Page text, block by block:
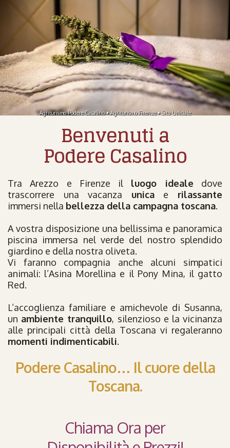
Agriturismo Podere Casalino • Agriturismo Firenze • Sito Ufficiale
Benvenuti a
Podere Casalino
Tra Arezzo e Firenze il luogo ideale dove
trascorrere una vacanza unicae rilassante
immersi nella bellezza della campagna toscana.
A vostra disposizione una bellissima e panoramica
piscina immersa nel verde del nostro splendido
giardino e della nostra oliveta.
Vi faranno compagnia anche alcuni simpatici
animali: l’Asina Morellina e il Pony Mina, il gatto
Red.
L’accoglienza familiare e amichevole di Susanna,
un ambiente tranquillo, silenzioso e la vicinanza
alle principali città della Toscana vi regaleranno
momenti indimenticabili.
Podere Casalino… Il cuore della
Toscana.
Chiama Ora per